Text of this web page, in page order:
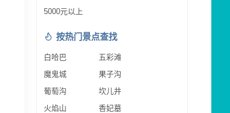
5000元以上
按热门景点查找
白哈巴
五彩滩
魔鬼城
果子沟
葡萄沟
坎儿井
火焰山
香妃墓